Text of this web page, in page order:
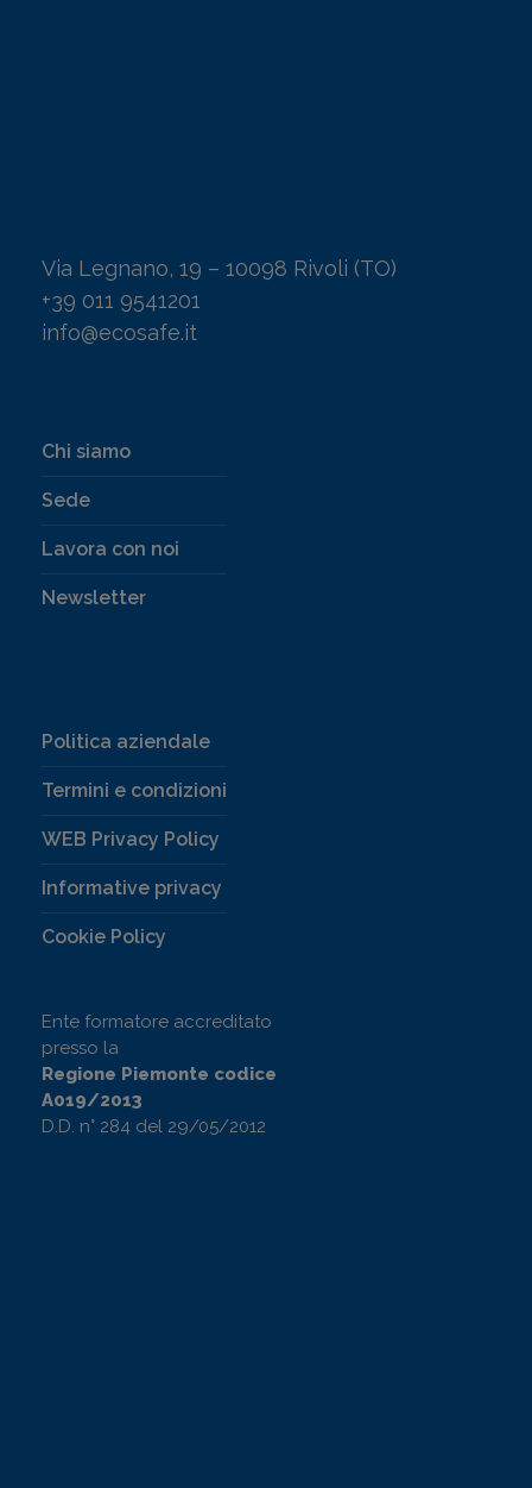
Via Legnano, 19 – 10098 Rivoli (TO)
+39 011 9541201
info@ecosafe.it
Chi siamo
Sede
Lavora con noi
Newsletter
Politica aziendale
Termini e condizioni
WEB Privacy Policy
Informative privacy
Cookie Policy
Ente formatore accreditato
presso la
Regione Piemonte codice
A019/2013
D.D. n° 284 del 29/05/2012